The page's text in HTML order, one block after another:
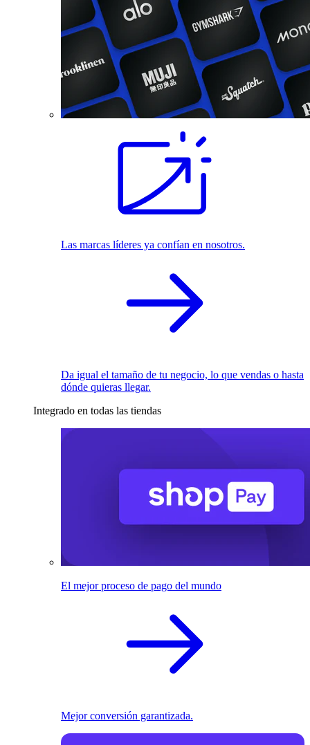
Las marcas líderes ya confían en nosotros.
Da igual el tamaño de tu negocio, lo que vendas o hasta
dónde quieras llegar.
Integrado en todas las tiendas
El mejor proceso de pago del mundo
Mejor conversión garantizada.